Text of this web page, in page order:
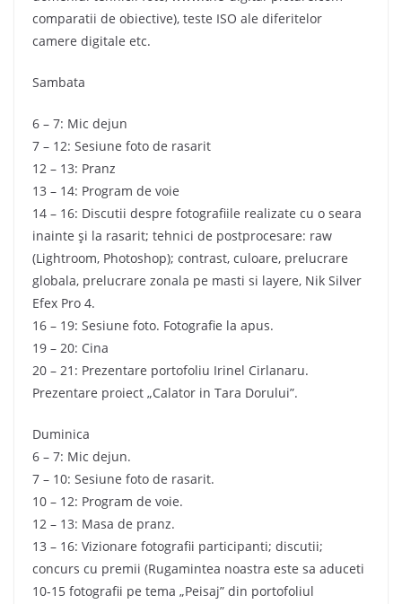
comparatii de obiective), teste ISO ale diferitelor
camere digitale etc.
Sambata
6 – 7: Mic dejun
7 – 12: Sesiune foto de rasarit
12 – 13: Pranz
13 – 14: Program de voie
14 – 16: Discutii despre fotografiile realizate cu o seara
inainte şi la rasarit; tehnici de postprocesare: raw
(Lightroom, Photoshop); contrast, culoare, prelucrare
globala, prelucrare zonala pe masti si layere, Nik Silver
Efex Pro 4.
16 – 19: Sesiune foto. Fotografie la apus.
19 – 20: Cina
20 – 21: Prezentare portofoliu Irinel Cirlanaru.
Prezentare proiect „Calator in Tara Dorului”.
Duminica
6 – 7: Mic dejun.
7 – 10: Sesiune foto de rasarit.
10 – 12: Program de voie.
12 – 13: Masa de pranz.
13 – 16: Vizionare fotografii participanti; discutii;
concurs cu premii (Rugamintea noastra este sa aduceti
10-15 fotografii pe tema „Peisaj” din portofoliul